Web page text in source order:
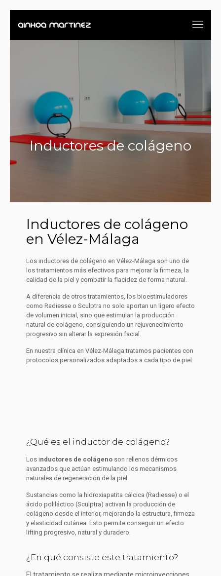
Inductores de colágeno
Inductores de colágeno
en Vélez-Málaga
Los inductores de colágeno en Vélez-Málaga son uno de
los tratamientos más efectivos para mejorar la firmeza, la
calidad de la piel y combatir la flacidez de forma natural.
A diferencia de otros tratamientos, los bioestimuladores
como Radiesse o Sculptra no solo aportan un ligero efecto
de volumen inicial, sino que estimulan la producción
natural de colágeno, consiguiendo un rejuvenecimiento
progresivo sin alterar la expresión facial.
En nuestra clínica en Vélez-Málaga tratamos pacientes con
protocolos personalizados adaptados a cada tipo de piel.
¿Qué es el inductor de colágeno?
Los inductores de colágeno son rellenos dérmicos
avanzados que actúan estimulando los mecanismos
naturales de regeneración de la piel.
Sustancias como la hidroxiapatita cálcica (Radiesse) o el
ácido poliláctico (Sculptra) activan la producción de
colágeno desde el interior, mejorando la estructura, firmeza
y elasticidad cutánea. Esto permite conseguir un efecto
lifting progresivo, natural y duradero.
¿En qué consiste este tratamiento?